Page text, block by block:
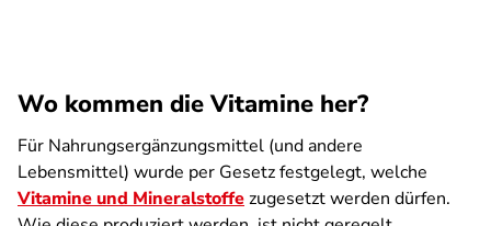
Wo kommen die Vitamine her?
Für Nahrungsergänzungsmittel (und andere
Lebensmittel) wurde per Gesetz festgelegt, welche
Vitamine und Mineralstoffezugesetzt werden dürfen.